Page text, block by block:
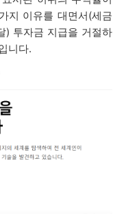
지 이유를 대면서(세금
) 투자금 지급을 거절하
니다.